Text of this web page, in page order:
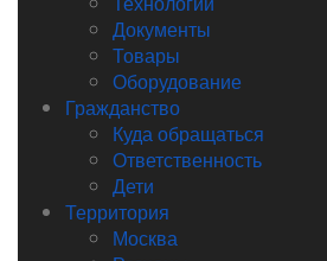
Документы
Товары
Оборудование
Гражданство
Куда обращаться
Ответственность
Дети
Территория
Москва